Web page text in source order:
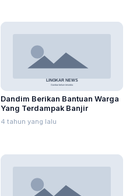
Dandim Berikan Bantuan Warga
Yang Terdampak Banjir
4 tahun yang lalu